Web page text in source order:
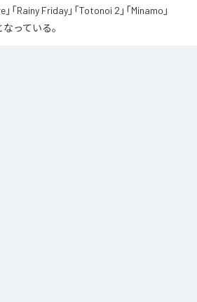
「Rainy Friday」「Totonoi 2」「Minamo」
っている。